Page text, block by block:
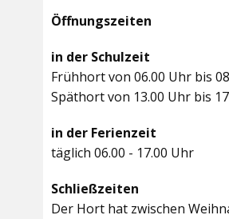
Öffnungszeiten
in der Schulzeit
Frühhort von 06.00 Uhr bis
Späthort von 13.00 Uhr bis
in der Ferienzeit
täglich 06.00 - 17.00 Uhr
Schließzeiten
Der Hort hat zwischen